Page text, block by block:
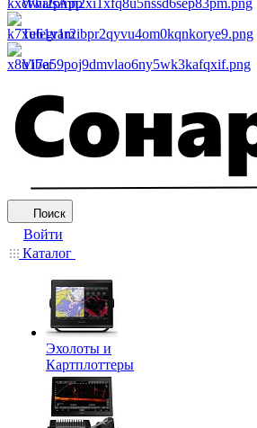
WhatsApp
Telegram
Viber
Поиск
Войти
Каталог
Эхолоты и
Картплоттеры